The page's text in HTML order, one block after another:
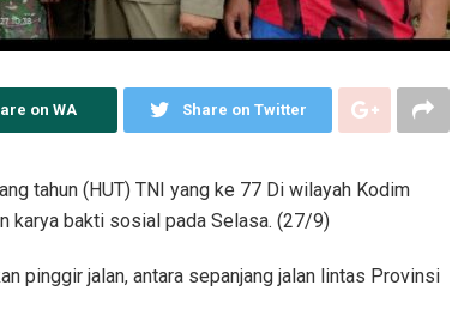
on WA Share on Twitter
tahun (HUT) TNI yang ke 77 Di wilayah Kodim
karya bakti sosial pada Selasa. (27/9)
pinggir jalan, antara sepanjang jalan lintas Provinsi